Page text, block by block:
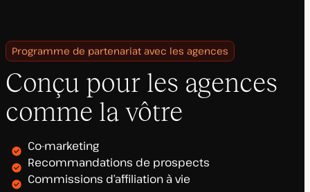
Programme de partenariat avec les agences
Conçu pour les agences
comme la vôtre
Co-marketing
Recommandations de prospects
Commissions d’affiliation à vie